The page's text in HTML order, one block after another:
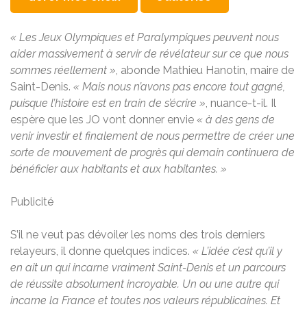
« Les Jeux Olympiques et Paralympiques peuvent nous
aider massivement à servir de révélateur sur ce que nous
sommes réellement » , abonde Mathieu Hanotin, maire de
Saint-Denis. « Mais nous n’avons pas encore tout gagné,
puisque l’histoire est en train de s’écrire » , nuance-t-il. Il
espère que les JO vont donner envie « à des gens de
venir investir et finalement de nous permettre de créer une
sorte de mouvement de progrès qui demain continuera de
bénéficier aux habitants et aux habitantes. »
Publicité
S’il ne veut pas dévoiler les noms des trois derniers
relayeurs, il donne quelques indices. « L’idée c’est qu’il y
en ait un qui incarne vraiment Saint-Denis et un parcours
de réussite absolument incroyable. Un ou une autre qui
incarne la France et toutes nos valeurs républicaines. Et